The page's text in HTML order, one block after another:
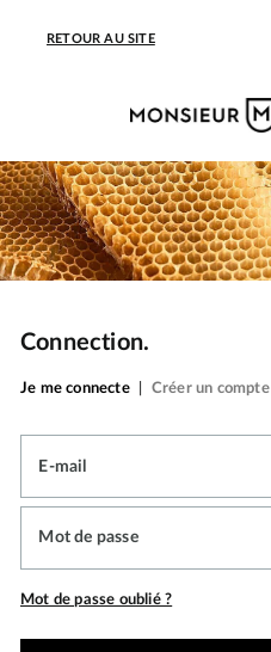
RETOUR AU SITE
Connection.
Je me connecte Créer un compte
E-mail
Mot de passe
Mot de passe oublié ?